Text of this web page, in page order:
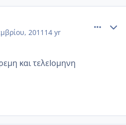
2011 14 yr
και τελεΙομηνη